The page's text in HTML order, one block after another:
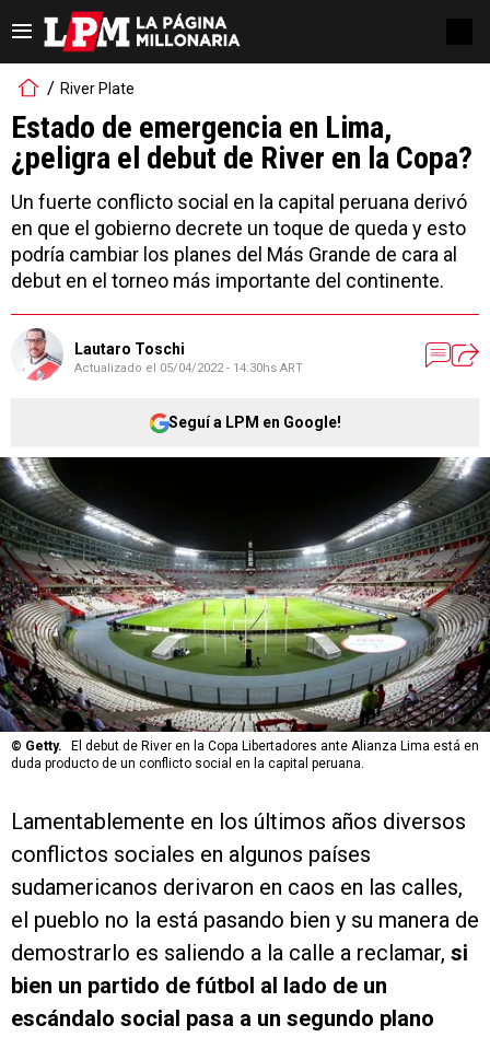
River Plate
Estado de emergencia en Lima,
¿peligra el debut de River en la Copa?
Un fuerte conflicto social en la capital peruana derivó
en que el gobierno decrete un toque de queda y esto
podría cambiar los planes del Más Grande de cara al
debut en el torneo más importante del continente.
Lautaro Toschi
Actualizado el 05/04/2022 - 14:30hs ART
Seguí a LPM en Google!
© Getty.
El debut de River en la Copa Libertadores ante Alianza Lima está en
duda producto de un conflicto social en la capital peruana.
Lamentablemente en los últimos años diversos
conflictos sociales en algunos países
sudamericanos derivaron en caos en las calles,
el pueblo no la está pasando bien y su manera de
demostrarlo es saliendo a la calle a reclamar, si
bien un partido de fútbol al lado de un
escándalo social pasa a un segundo plano